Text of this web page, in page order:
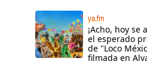
ya.fm
¡Acho, hoy se
el esperado
de "Loco
filmada en